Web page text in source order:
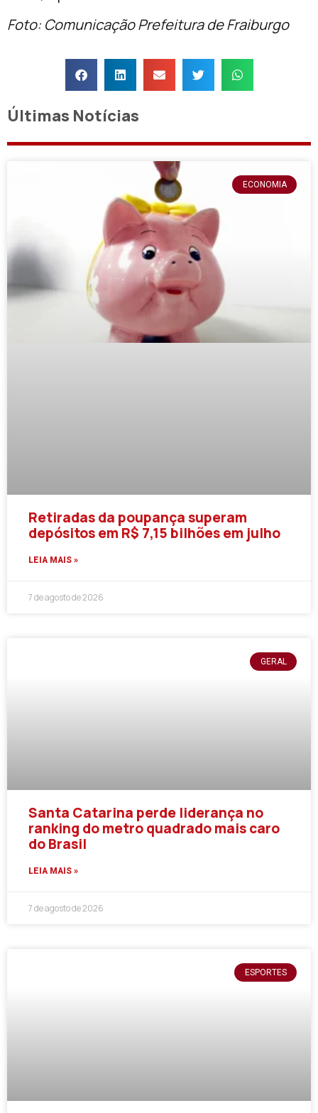
Foto: Comunicação Prefeitura de Fraiburgo
Últimas Notícias
ECONOMIA
Retiradas da poupança superam
depósitos em R$ 7,15 bilhões em julho
LEIA MAIS »
7 de agosto de 2026
GERAL
Santa Catarina perde liderança no
ranking do metro quadrado mais caro
do Brasil
LEIA MAIS »
7 de agosto de 2026
ESPORTES